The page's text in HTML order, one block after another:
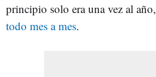
principio solo era una vez al año,
todo mes a mes.